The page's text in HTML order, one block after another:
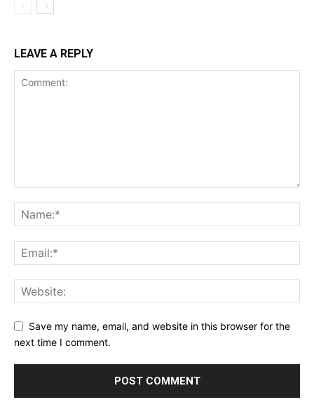
LEAVE A REPLY
Save my name, email, and website in this browser for the
next time I comment.